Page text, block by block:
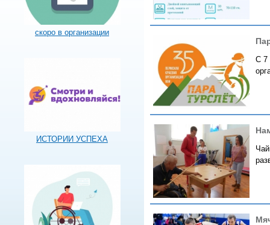
скоро в организации
ИСТОРИИ УСПЕХА
С 7